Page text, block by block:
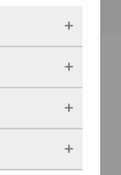
327
en
worden
site
Zo